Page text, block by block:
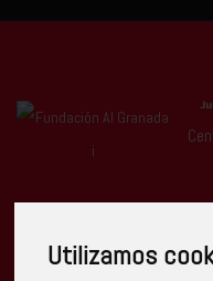
Utilizamos